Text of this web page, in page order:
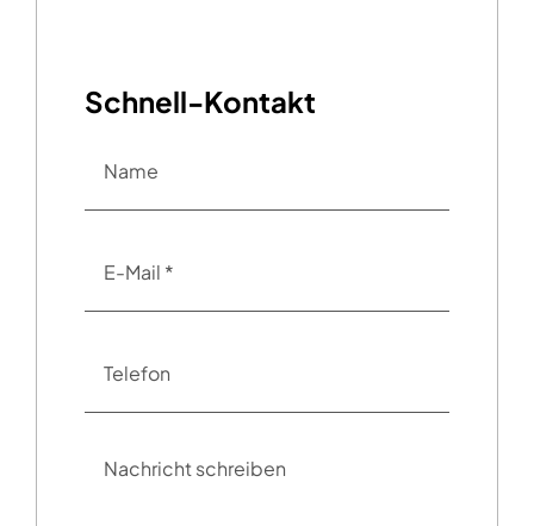
Schnell-Kontakt